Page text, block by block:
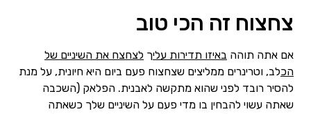
צחצוח זה הכי טוב
אם אתה תוהה באיזו תדירות עליך לצחצח את השיניים של
הכלב, וטרינרים ממליצים שצחצוח פעם ביום היא חיונית, על מנת
להסיר רובד לפני שהוא מתקשה לאבנית. הפלאק (השכבה
שאתה עשוי להבחין בו מדי פעם על השיניים שלך כשאתה